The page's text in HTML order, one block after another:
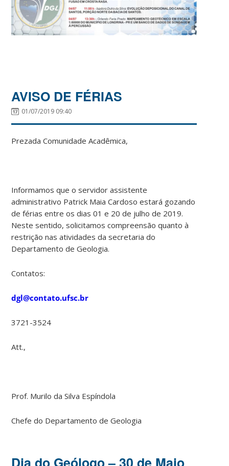
AVISO DE FÉRIAS
01/07/2019 09:40
Prezada Comunidade Acadêmica,
Informamos que o servidor assistente
administrativo Patrick Maia Cardoso estará gozando
de férias entre os dias 01 e 20 de julho de 2019.
Neste sentido, solicitamos compreensão quanto à
restrição nas atividades da secretaria do
Departamento de Geologia.
Contatos:
dgl@contato.ufsc.br
3721-3524
Att.,
Prof. Murilo da Silva Espíndola
Chefe do Departamento de Geologia
Dia do Geólogo – 30 de Maio